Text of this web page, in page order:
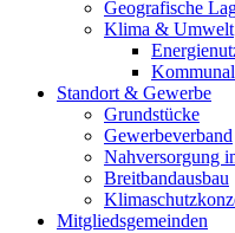
Geografische
Klima & Umwelt
Standort & Gewerbe
Grundstücke
Gewerbeverband
Nahversorgung
Breitbandausbau
Mitgliedsgemeinden